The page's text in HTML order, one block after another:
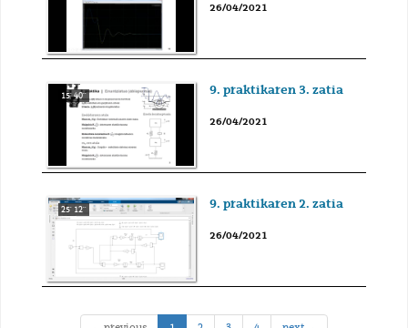
26/04/2021
15' 40'' 9. praktikaren 3. zatia
26/04/2021
25' 12'' 9. praktikaren 2. zatia
26/04/2021